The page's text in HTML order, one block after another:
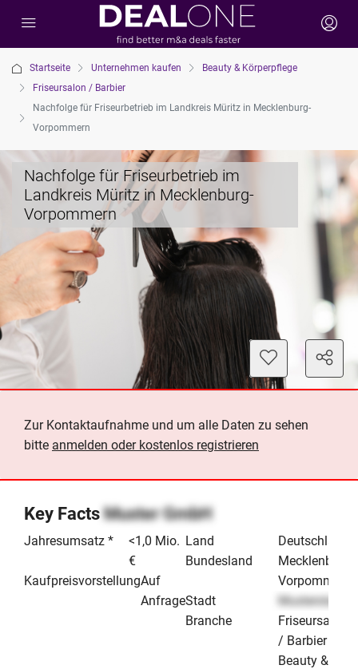
Startseite Unternehmen kaufen
Beauty & Körperpflege
Friseursalon / Barbier
Nachfolge für Friseurbetrieb im Landkreis Müritz in Mecklenburg-
Vorpommern
Nachfolge für Friseurbetrieb im
Landkreis Müritz in Mecklenburg-
Vorpommern
Zur Kontaktaufnahme und um alle Daten zu sehen
bitte anmelden oder kostenlos registrieren
Key FactsMuster GmbH
Jahresumsatz *
<1,0 Mio.
€
KaufpreisvorstellungAuf
Anfrage
Land
Deutschland
Bundesland
Mecklenburg-
Vorpommern
Stadt
Musterstadt
Branche
Friseursalon
/ Barbier
Beauty &